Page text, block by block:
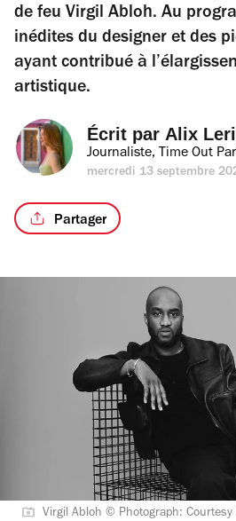
de feu Virgil Abloh. Au
inédites du designer et des
ayant contribué à
artistique.
Écrit par Alix
Journaliste, Time Out
mercredi 13 septembre
Partager
Virgil Abloh © Photograph: Courtesy